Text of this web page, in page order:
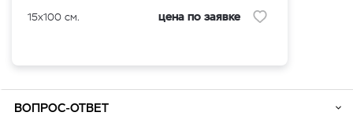
15x100 см. цена по заявке
ВОПРОС-ОТВЕТ